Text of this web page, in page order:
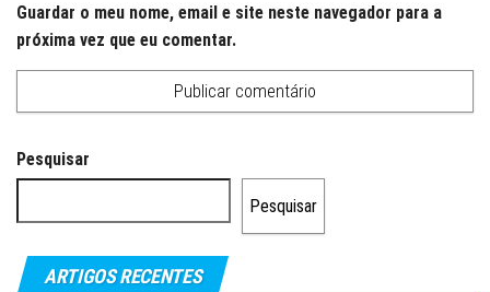
Guardar o meu nome, email e site neste navegador para a
próxima vez que eu comentar.
Pesquisar
Pesquisar
ARTIGOS RECENTES